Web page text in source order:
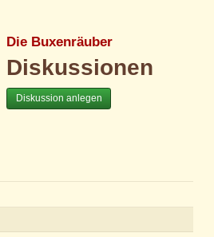
Die Buxenräuber
Diskussionen
Diskussion anlegen